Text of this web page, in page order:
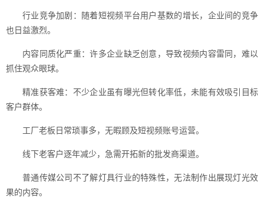
行业竞争加剧：随着短视频平台用户基数的增长，企业间的竞争
也日益激烈。
内容同质化严重：许多企业缺乏创意，导致视频内容雷同，难以
抓住观众眼球。
精准获客难：不少企业虽有曝光但转化率低，未能有效吸引目标
客户群体。
工厂老板日常琐事多，无暇顾及短视频账号运营。
线下老客户逐年减少，急需开拓新的批发商渠道。
普通传媒公司不了解灯具行业的特殊性，无法制作出展现灯光效
果的内容。